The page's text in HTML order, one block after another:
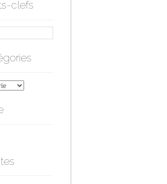
clefs